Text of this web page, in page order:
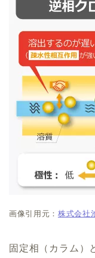
画像引用元： 株式会社
固定相（カラム）